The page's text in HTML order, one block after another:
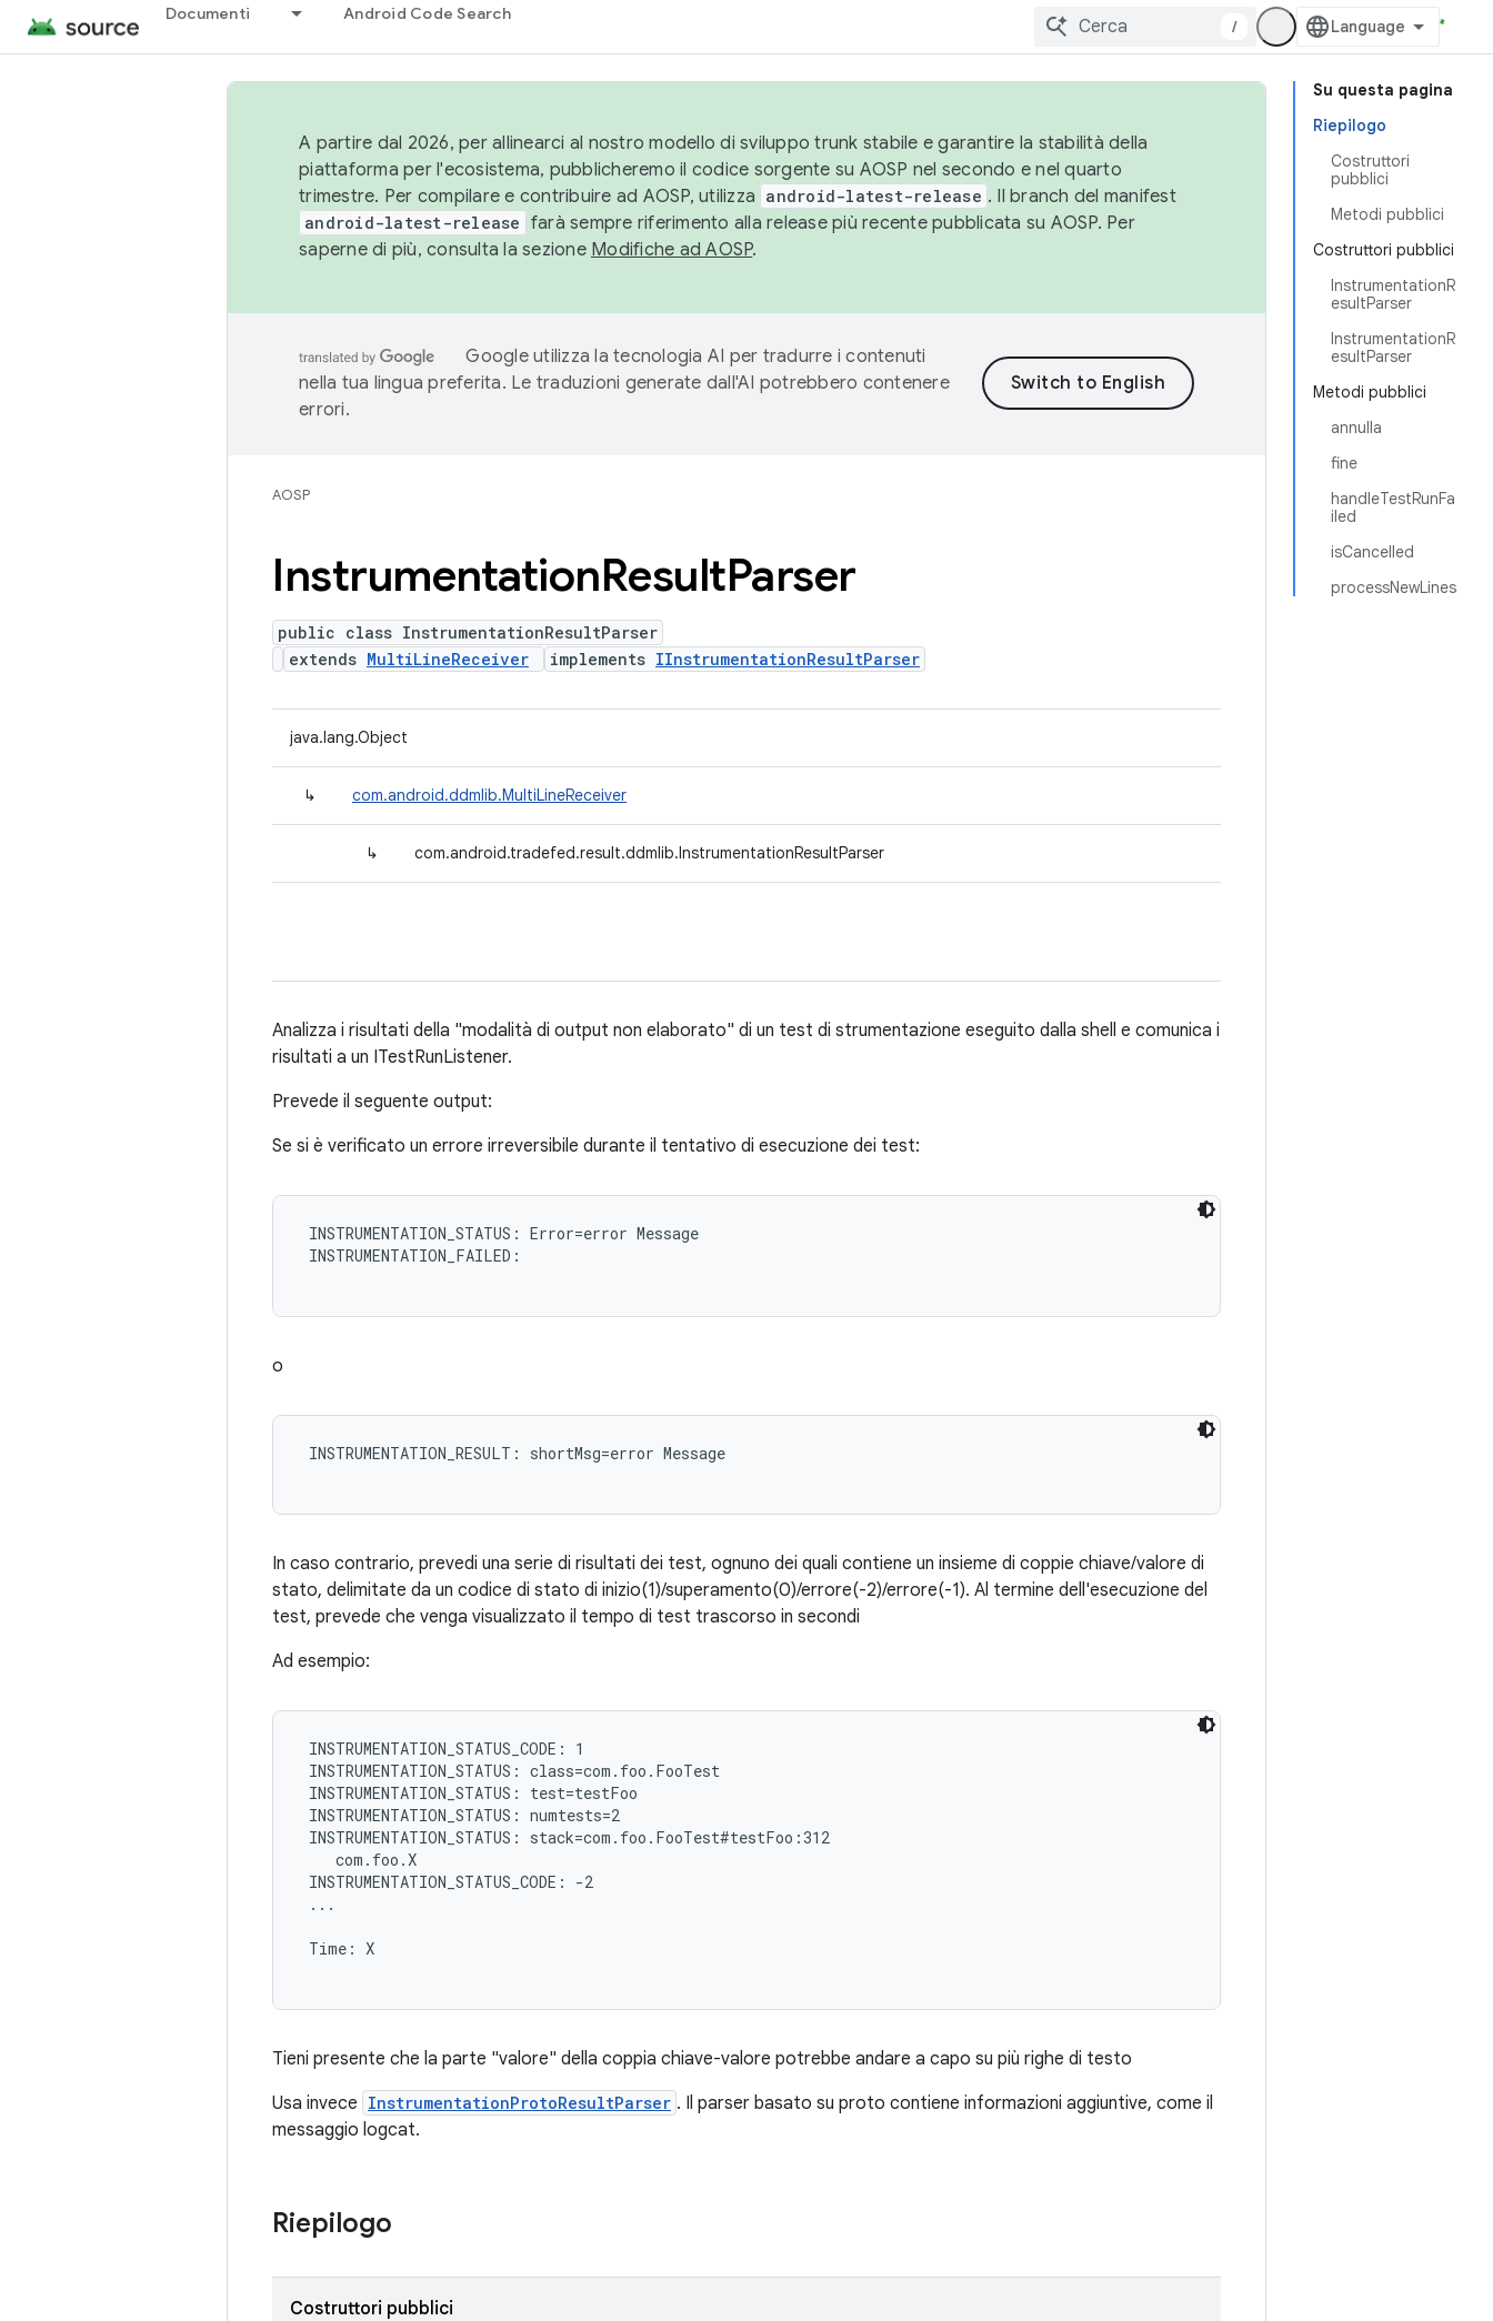
Documenti Android Code Search
/
Su questa pagina
Riepilogo
Costruttori
pubblici
Metodi pubblici
Costruttori pubblici
InstrumentationR
esultParser
InstrumentationR
esultParser
Metodi pubblici
annulla
fine
handleTestRunFa
iled
isCancelled
processNewLines
A partire dal 2026, per allinearci al nostro modello di sviluppo trunk stabile e garantire la stabilità della
piattaforma per l'ecosistema, pubblicheremo il codice sorgente su AOSP nel secondo e nel quarto
trimestre. Per compilare e contribuire ad AOSP, utilizza android-latest-release . Il branch del manifest
android-latest-release farà sempre riferimento alla release più recente pubblicata su AOSP. Per
saperne di più, consulta la sezione Modifiche ad AOSP.
Google utilizza la tecnologia AI per tradurre i contenuti
nella tua lingua preferita. Le traduzioni generate dall'AI potrebbero contenere
errori.
AOSP
InstrumentationResultParser
public class InstrumentationResultParser
extends MultiLineReceiver implements IInstrumentationResultParser
java.lang.Object
↳ com.android.ddmlib.MultiLineReceiver
↳ com.android.tradefed.result.ddmlib.InstrumentationResultParser
Analizza i risultati della "modalità di output non elaborato" di un test di strumentazione eseguito dalla shell e comunica i
risultati a un ITestRunListener.
Prevede il seguente output:
Se si è verificato un errore irreversibile durante il tentativo di esecuzione dei test:
INSTRUMENTATION_STATUS: Error=error Message
INSTRUMENTATION_FAILED:
o
INSTRUMENTATION_RESULT: shortMsg=error Message
In caso contrario, prevedi una serie di risultati dei test, ognuno dei quali contiene un insieme di coppie chiave/valore di
stato, delimitate da un codice di stato di inizio(1)/superamento(0)/errore(-2)/errore(-1). Al termine dell'esecuzione del
test, prevede che venga visualizzato il tempo di test trascorso in secondi
Ad esempio:
INSTRUMENTATION_STATUS_CODE: 1
INSTRUMENTATION_STATUS: class=com.foo.FooTest
INSTRUMENTATION_STATUS: test=testFoo
INSTRUMENTATION_STATUS: numtests=2
INSTRUMENTATION_STATUS: stack=com.foo.FooTest#testFoo:312
    com.foo.X
INSTRUMENTATION_STATUS_CODE: -2
...
Time: X
Tieni presente che la parte "valore" della coppia chiave-valore potrebbe andare a capo su più righe di testo
Usa invece InstrumentationProtoResultParser . Il parser basato su proto contiene informazioni aggiuntive, come il
messaggio logcat.
Riepilogo
Costruttori pubblici